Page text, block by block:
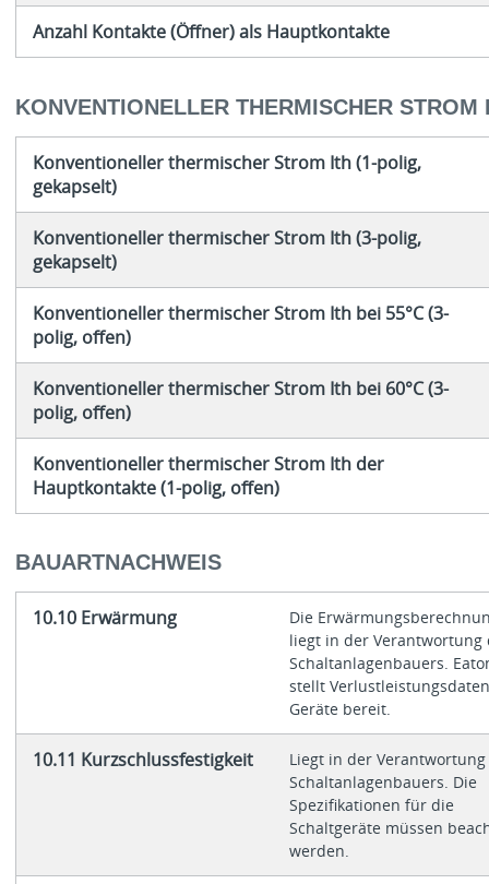
Anzahl Kontakte (Öffner) als Hauptkontakte
KONVENTIONELLER THERMISCHER STROM
Konventioneller thermischer Strom Ith (1-polig,
gekapselt)
Konventioneller thermischer Strom Ith (3-polig,
gekapselt)
Konventioneller thermischer Strom Ith bei 55°C (3-
polig, offen)
Konventioneller thermischer Strom Ith bei 60°C (3-
polig, offen)
Konventioneller thermischer Strom Ith der
Hauptkontakte (1-polig, offen)
BAUARTNACHWEIS
10.10 Erwärmung
Die
liegt in der Verantwortung
Schaltanlagenbauers.
stellt
Geräte bereit.
10.11 Kurzschlussfestigkeit
Liegt in der Verantwortung
Schaltanlagenbauers. Die
Spezifikationen für die
Schaltgeräte müssen
werden.